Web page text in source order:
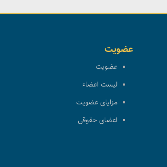
عضویت
عضویت
لیست اعضاء
مزایای عضویت
اعضای حقوقی